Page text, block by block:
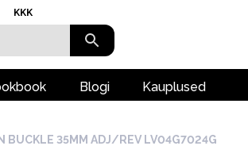
KKK
Blogi Kauplused
35MM ADJ/REV LV04G7024G